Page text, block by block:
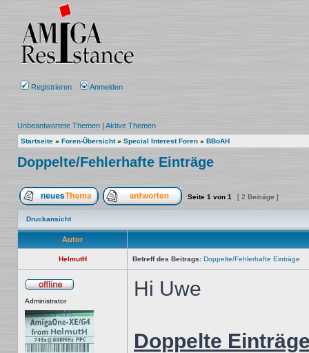
Registrieren Anmelden
Unbeantwortete Themen | Aktive Themen
Startseite » Foren-Übersicht» Special Interest Foren » BBoAH
Doppelte/Fehlerhafte Einträge
Ein neues Thema erstellenAuf das Thema antworten
Seite 1 von 1 [ 2 Beiträge ]
Druckansicht
Autor
HelmutH Betreff des Beitrags: Doppelte/Fehlerhafte Einträge
Administrator
Hi Uwe
Doppelte